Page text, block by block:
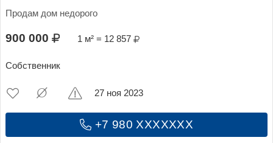
Продам дом недорого
900 000 1 м² = 12 857
Собственник
+7 980 XXXXXXX
27 ноя 2023